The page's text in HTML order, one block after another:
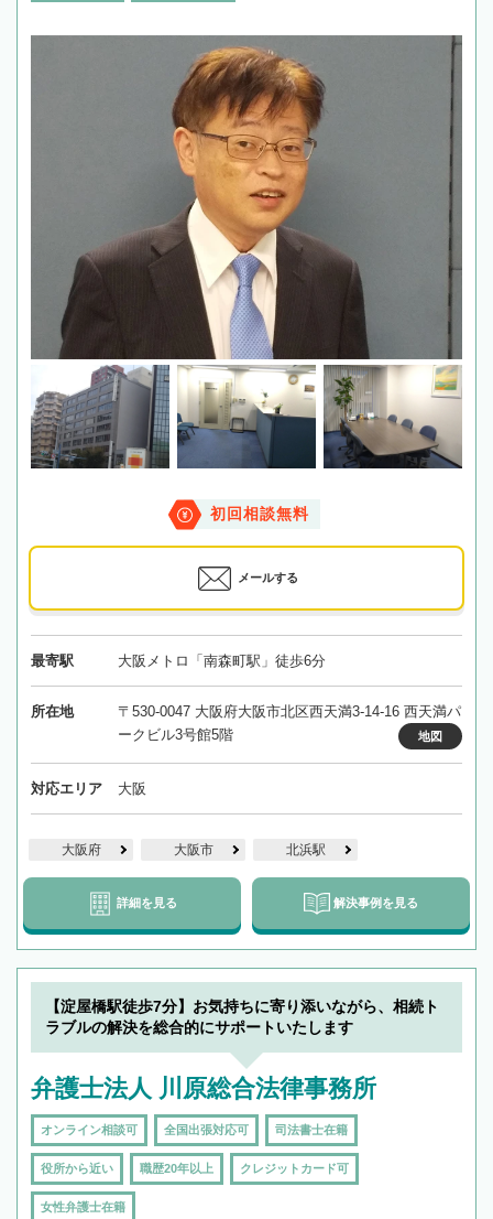
初回相談無料
メールする
最寄駅 大阪メトロ「南森町駅」徒歩6分
所在地
〒530-0047 大阪府大阪市北区西天満3-14-16 西天満パ
ークビル3号館5階
地図
対応エリア 大阪
大阪府 大阪市 北浜駅
詳細を見る 解決事例を見る
【淀屋橋駅徒歩7分】お気持ちに寄り添いながら、相続ト
ラブルの解決を総合的にサポートいたします
弁護士法人 川原総合法律事務所
オンライン相談可 全国出張対応可 司法書士在籍
役所から近い 職歴20年以上 クレジットカード可
女性弁護士在籍